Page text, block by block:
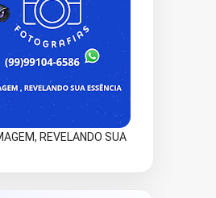
REVELANDO SUA